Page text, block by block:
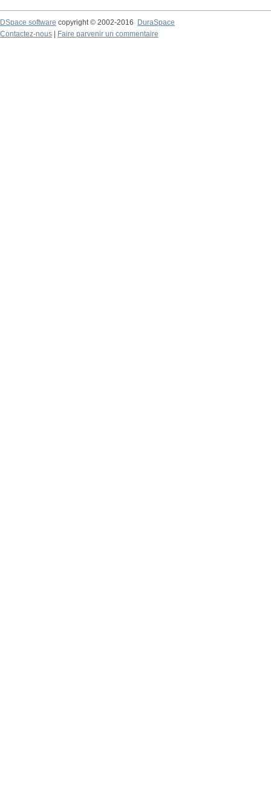
DSpace software copyright © 2002-2016
DuraSpace
Contactez-nous
Faire parvenir un commentaire